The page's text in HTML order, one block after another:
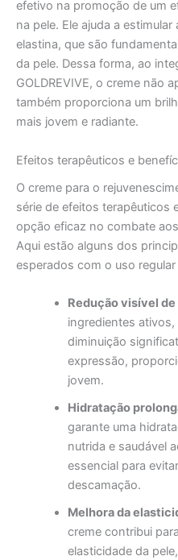
efetivo na promoção de um
na pele. Ele ajuda a
elastina, que são
da pele. Dessa forma, ao
GOLDREVIVE, o creme não
também proporciona um
mais jovem e radiante.
Efeitos terapêuticos e
O creme para o
série de efeitos terapêuticos
opção eficaz no combate
Aqui estão alguns dos
esperados com o uso
Redução visível de
ingredientes
diminuição
expressão,
jovem.
Hidratação
garante uma
nutrida e saudável
essencial para
descamação.
Melhora da
creme contribui
elasticidade da